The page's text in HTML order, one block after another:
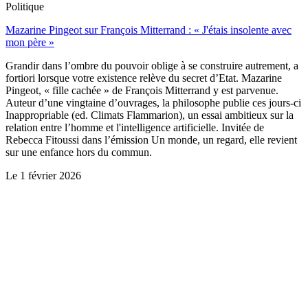
Politique
Mazarine Pingeot sur François Mitterrand : « J'étais insolente avec
mon père »
Grandir dans l’ombre du pouvoir oblige à se construire autrement, a
fortiori lorsque votre existence relève du secret d’Etat. Mazarine
Pingeot, « fille cachée » de François Mitterrand y est parvenue.
Auteur d’une vingtaine d’ouvrages, la philosophe publie ces jours-ci
Inappropriable (ed. Climats Flammarion), un essai ambitieux sur la
relation entre l’homme et l'intelligence artificielle. Invitée de
Rebecca Fitoussi dans l’émission Un monde, un regard, elle revient
sur une enfance hors du commun.
Le 1 février 2026